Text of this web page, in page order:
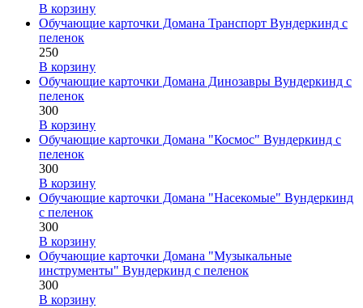
В корзину
Обучающие карточки Домана Транспорт Вундеркинд с
пеленок
250
В корзину
Обучающие карточки Домана Динозавры Вундеркинд с
пеленок
300
В корзину
Обучающие карточки Домана "Космос" Вундеркинд с
пеленок
300
В корзину
Обучающие карточки Домана "Насекомые" Вундеркинд
с пеленок
300
В корзину
Обучающие карточки Домана "Музыкальные
инструменты" Вундеркинд с пеленок
300
В корзину